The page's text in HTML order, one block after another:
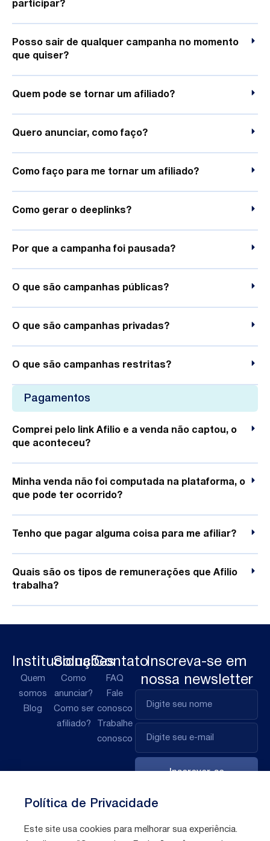
participar?
Posso sair de qualquer campanha no momento
que quiser?
Quem pode se tornar um afiliado?
Quero anunciar, como faço?
Como faço para me tornar um afiliado?
Como gerar o deeplinks?
Por que a campanha foi pausada?
O que são campanhas públicas?
O que são campanhas privadas?
O que são campanhas restritas?
Pagamentos
Comprei pelo link Afilio e a venda não captou, o
que aconteceu?
Minha venda não foi computada na plataforma, o
que pode ter ocorrido?
Tenho que pagar alguma coisa para me afiliar?
Quais são os tipos de remunerações que Afilio
trabalha?
Institucional
Quem
somos
Blog
Soluções
Como
anunciar?
Como ser
afiliado?
Contato
FAQ
Fale
conosco
Trabalhe
conosco
Inscreva-se em
nossa newsletter
Inscrever-se
Política de Privacidade
Este site usa cookies para melhorar sua experiência.